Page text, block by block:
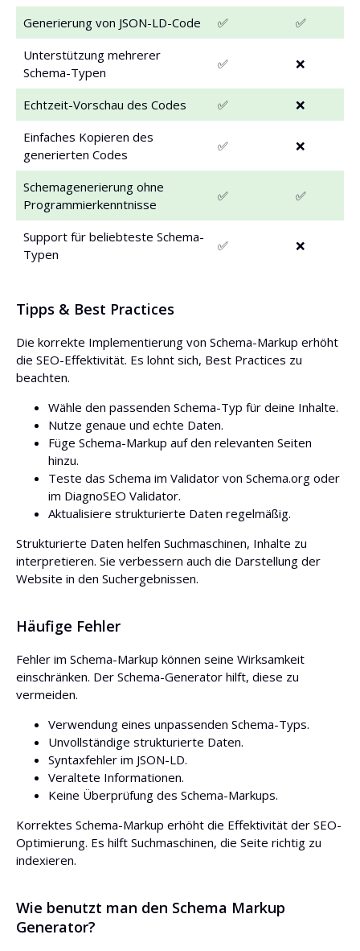
Generierung von JSON-LD-Code ✅
✅
Unterstützung mehrerer
Schema-Typen
✅ ❌
Echtzeit-Vorschau des Codes ✅
❌
Einfaches Kopieren des
generierten Codes
✅ ❌
Schemagenerierung ohne
Programmierkenntnisse
✅ ✅
Support für beliebteste Schema-
Typen
✅ ❌
Tipps & Best Practices
Die korrekte Implementierung von Schema-Markup erhöht
die SEO-Effektivität. Es lohnt sich, Best Practices zu
beachten.
Wähle den passenden Schema-Typ für deine Inhalte.
Nutze genaue und echte Daten.
Füge Schema-Markup auf den relevanten Seiten
hinzu.
Teste das Schema im Validator von Schema.org oder
im DiagnoSEO Validator.
Aktualisiere strukturierte Daten regelmäßig.
Strukturierte Daten helfen Suchmaschinen, Inhalte zu
interpretieren. Sie verbessern auch die Darstellung der
Website in den Suchergebnissen.
Häufige Fehler
Fehler im Schema-Markup können seine Wirksamkeit
einschränken. Der Schema-Generator hilft, diese zu
vermeiden.
Verwendung eines unpassenden Schema-Typs.
Unvollständige strukturierte Daten.
Syntaxfehler im JSON-LD.
Veraltete Informationen.
Keine Überprüfung des Schema-Markups.
Korrektes Schema-Markup erhöht die Effektivität der SEO-
Optimierung. Es hilft Suchmaschinen, die Seite richtig zu
indexieren.
Wie benutzt man den Schema Markup
Generator?